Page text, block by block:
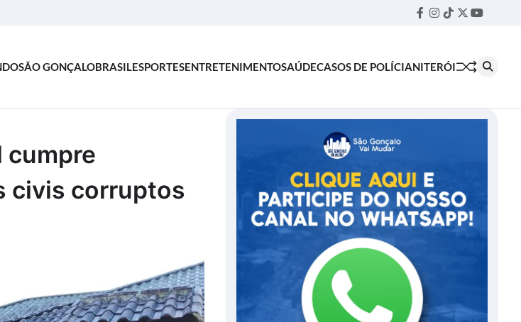
Facebook
Instagram
TikTok
TwitterYouTube
SÃO GONÇALOBRASILESPORTESENTRETENIMENTOSAÚDECASOS DE POLÍCIANITERÓI
cumpre
civis corruptos